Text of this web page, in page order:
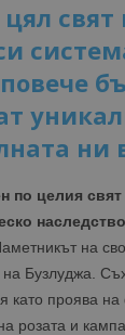
ни
по целия
на
Бузлуджа.
като проява
розата и